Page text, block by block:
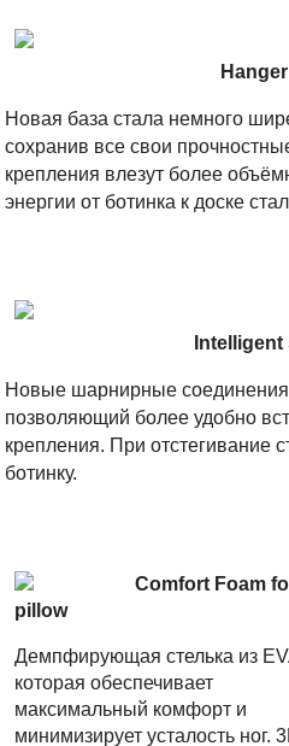
Новая база стала немного
сохранив все свои
крепления влезут более
энергии от ботинка к доске
Новые шарнирные соединения
позволяющий более удобно
крепления. При отстегивание
ботинку.
Comfort Foam
pillow
Демпфирующая стелька из
которая обеспечивает
максимальный комфорт и
минимизирует усталость ног.